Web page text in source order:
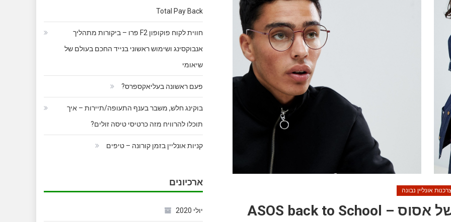
אונליין נבונה
אופנת חזרה לבית הספר של אסוס – ASOS back to School
Total Pay Back
חווית לקוח פוקופון F2 פרו – ביקורות מתהליך
אנבוקסינג ושימוש ראשוני בנייד החכם בעולם של
שיאומי
פעם ראשונה בעליאקספרס?
בוקינג חלש, משבר בענף התעופה/תיירות – איך
תוכלו להרוויח מזה כרטיסי טיסה זולים?
קניות אונליין בזמן קורונה – טיפים
ארכיונים
יולי 2020